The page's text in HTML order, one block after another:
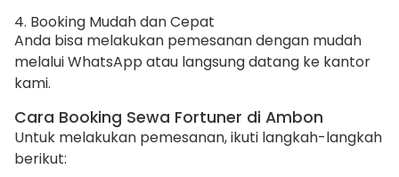
4. Booking Mudah dan Cepat
Anda bisa melakukan pemesanan dengan mudah
melalui WhatsApp atau langsung datang ke kantor
kami.
Cara Booking Sewa Fortuner di Ambon
Untuk melakukan pemesanan, ikuti langkah-langkah
berikut: